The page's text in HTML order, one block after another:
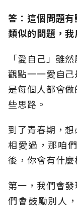
答：這個問題
類似的問題，我
「愛自己」雖
觀點一一愛自
是每個人都會
些思路。
到了青春期，
相愛過，那咱
後，你會有什麼
第一，我們會
們會鼓勵別人